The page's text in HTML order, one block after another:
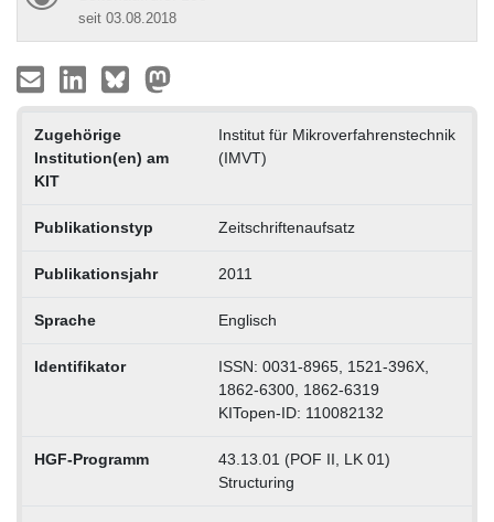
seit 03.08.2018
Zugehörige
Institution(en) am
KIT
Institut für Mikroverfahrenstechnik
(IMVT)
Publikationstyp Zeitschriftenaufsatz
Publikationsjahr 2011
Sprache Englisch
Identifikator
ISSN: 0031-8965, 1521-396X,
1862-6300, 1862-6319
KITopen-ID: 110082132
HGF-Programm
43.13.01 (POF II, LK 01)
Structuring